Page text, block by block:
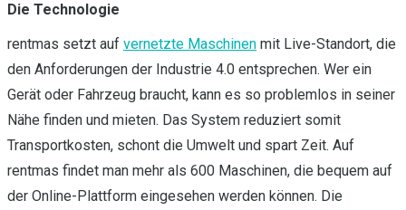
Die Technologie
rentmas setzt auf vernetzte Maschinen mit Live-Standort, die
den Anforderungen der Industrie 4.0 entsprechen. Wer ein
Gerät oder Fahrzeug braucht, kann es so problemlos in seiner
Nähe finden und mieten. Das System reduziert somit
Transportkosten, schont die Umwelt und spart Zeit. Auf
rentmas findet man mehr als 600 Maschinen, die bequem auf
der Online-Plattform eingesehen werden können. Die